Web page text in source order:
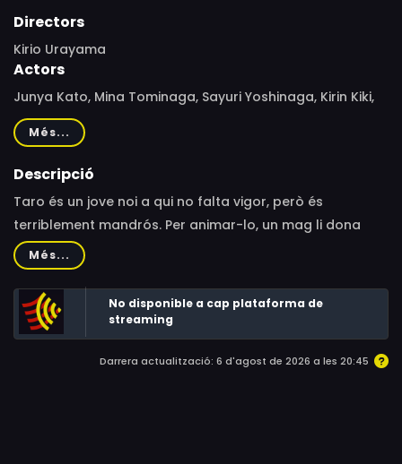
Directors
Kirio Urayama
Actors
Junya Kato, Mina Tominaga, Sayuri Yoshinaga, Kirin Kiki,
Kazuo Kumakura, Kazuo Kitamura, Toshiko Yabuki, Junko
Kuroda
Més...
Descripció
Taro és un jove noi a qui no falta vigor, però és
terriblement mandrós. Per animar-lo, un mag li dona
una poció que li confereix la força de cent homes, però
únicament quan l'utilitza per fer el bé. Un dia, l'àvia de
Taro li revela que la seva mare ha estat transformada
en drac. Taro decideix llavors superar la seva peresa i
marxar a la recerca de la seva mare.
Més...
No disponible a cap plataforma de
streaming
Darrera actualització: 6 d'agost de 2026 a les 20:45